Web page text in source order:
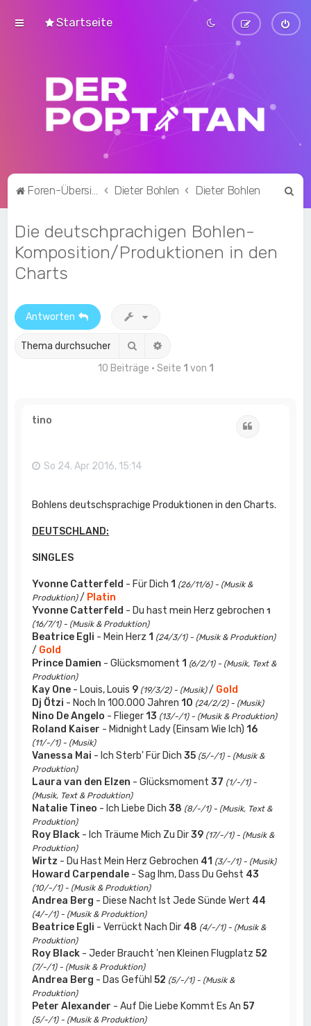
Startseite
Foren-Übersicht Dieter Bohlen Dieter Bohlen
Die deutschprachigen Bohlen-
Komposition/Produktionen in den
Charts
Antworten
Suche
10 Beiträge • Seite 1 von 1
tino
So 24. Apr 2016, 15:14
Bohlens deutschsprachige Produktionen in den Charts.
DEUTSCHLAND:
SINGLES
Yvonne Catterfeld - Für Dich 1 (26/11/6) - (Musik &
Produktion)/ Platin
Yvonne Catterfeld - Du hast mein Herz gebrochen1
(16/7/1) - (Musik & Produktion)
Beatrice Egli - Mein Herz 1 (24/3/1) - (Musik & Produktion)
/ Gold
Prince Damien - Glücksmoment 1 (6/2/1) - (Musik, Text &
Produktion)
Kay One - Louis, Louis 9 (19/3/2) - (Musik)/ Gold
Dj Ötzi - Noch In 100.000 Jahren 10 (24/2/2) - (Musik)
Nino De Angelo - Flieger 13 (13/-/1) - (Musik & Produktion)
Roland Kaiser - Midnight Lady (Einsam Wie Ich) 16
(11/-/1) - (Musik)
Vanessa Mai - Ich Sterb' Für Dich35 (5/-/1) - (Musik &
Produktion)
Laura van den Elzen - Glücksmoment37 (1/-/1) -
(Musik, Text & Produktion)
Natalie Tineo - Ich Liebe Dich38 (8/-/1) - (Musik, Text &
Produktion)
Roy Black - Ich Träume Mich Zu Dir39 (17/-/1) - (Musik &
Produktion)
Wirtz - Du Hast Mein Herz Gebrochen 41 (3/-/1) - (Musik)
Howard Carpendale - Sag Ihm, Dass Du Gehst 43
(10/-/1) - (Musik & Produktion)
Andrea Berg - Diese Nacht Ist Jede Sünde Wert 44
(4/-/1) - (Musik & Produktion)
Beatrice Egli - Verrückt Nach Dir 48 (4/-/1) - (Musik &
Produktion)
Roy Black - Jeder Braucht 'nen Kleinen Flugplatz52
(7/-/1) - (Musik & Produktion)
Andrea Berg - Das Gefühl52 (5/-/1) - (Musik &
Produktion)
Peter Alexander - Auf Die Liebe Kommt Es An57
(5/-/1) - (Musik & Produktion)